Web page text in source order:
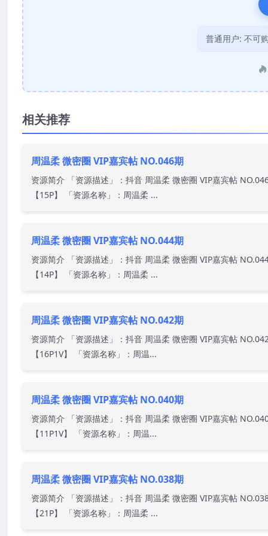
普通用户: 不可
相关推荐
周温柔 微密圈 VIP嘉宾帖 NO.046期
资源简介 「资源描述」：抖音 周温柔 微密圈 VIP嘉宾帖
【15P】 「资源名称」：周温柔 ...
周温柔 微密圈 VIP嘉宾帖 NO.044期
资源简介 「资源描述」：抖音 周温柔 微密圈 VIP嘉宾帖
【14P】 「资源名称」：周温柔 ...
周温柔 微密圈 VIP嘉宾帖 NO.042期
资源简介 「资源描述」：抖音 周温柔 微密圈 VIP嘉宾帖
【16P1V】 「资源名称」：周温...
周温柔 微密圈 VIP嘉宾帖 NO.040期
资源简介 「资源描述」：抖音 周温柔 微密圈 VIP嘉宾帖
【11P1V】 「资源名称」：周温...
周温柔 微密圈 VIP嘉宾帖 NO.038期
资源简介 「资源描述」：抖音 周温柔 微密圈 VIP嘉宾帖
【21P】 「资源名称」：周温柔 ...